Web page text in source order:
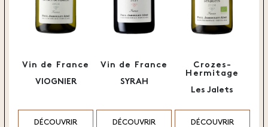
Vin de France
VIOGNIER
DÉCOUVRIR
Vin de France
SYRAH
DÉCOUVRIR
Crozes-
Hermitage
Les Jalets
DÉCOUVRIR